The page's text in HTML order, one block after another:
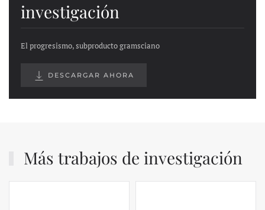
investigación
El progresismo, subproducto gramsciano
DESCARGAR AHORA
Más trabajos de investigación